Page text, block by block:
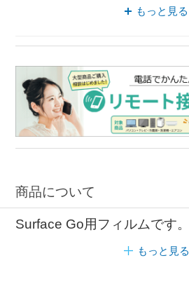
もっと見る
商品について
Surface Go用フィルムです。
もっと見る